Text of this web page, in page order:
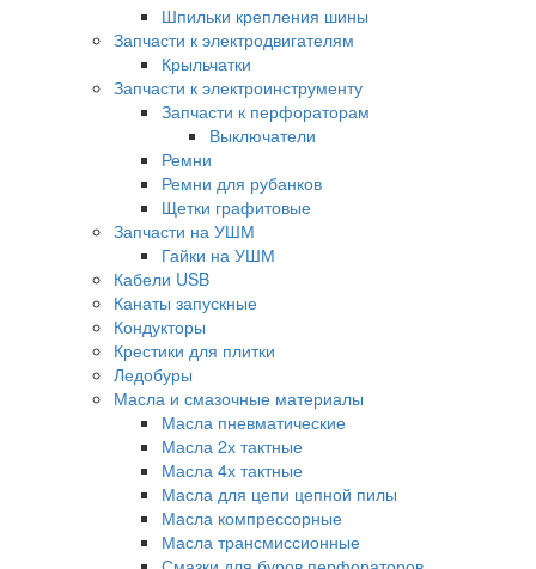
Шпильки крепления шины
Запчасти к электродвигателям
Крыльчатки
Запчасти к электроинструменту
Запчасти к перфораторам
Выключатели
Ремни
Ремни для рубанков
Щетки графитовые
Запчасти на УШМ
Гайки на УШМ
Кабели USB
Канаты запускные
Кондукторы
Крестики для плитки
Ледобуры
Масла и смазочные материалы
Масла пневматические
Масла 2х тактные
Масла 4х тактные
Масла для цепи цепной пилы
Масла компрессорные
Масла трансмиссионные